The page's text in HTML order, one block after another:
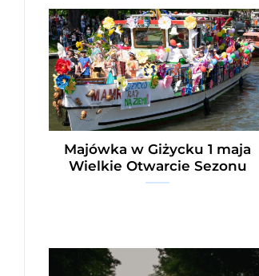
Majówka w Giżycku 1 maja
Wielkie Otwarcie Sezonu